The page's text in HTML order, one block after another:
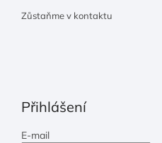
Zůstaňme v kontaktu
Přihlášení
E-mail